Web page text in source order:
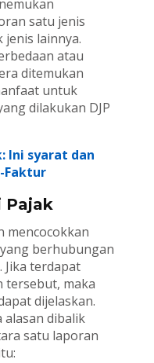
satu jenis
jenis lainnya.
atau
ditemukan
untuk
dilakukan DJP
Ini syarat dan
Faktur
Pajak
mencocokkan
berhubungan
Jika terdapat
tersebut, maka
dijelaskan.
alasan dibalik
satu laporan